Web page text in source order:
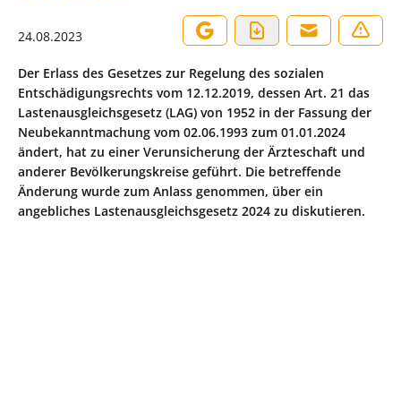
24.08.2023
Der Erlass des Gesetzes zur Regelung des sozialen
Entschädigungsrechts vom 12.12.2019, dessen Art. 21 das
Lastenausgleichsgesetz (LAG) von 1952 in der Fassung der
Neubekanntmachung vom 02.06.1993 zum 01.01.2024
ändert, hat zu einer Verunsicherung der Ärzteschaft und
anderer Bevölkerungskreise geführt. Die betreffende
Änderung wurde zum Anlass genommen, über ein
angebliches Lastenausgleichsgesetz 2024 zu diskutieren.